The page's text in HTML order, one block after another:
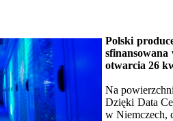
Polski
sfinansowana
otwarcia 26
Na
Dzięki Data
w Niemczech,